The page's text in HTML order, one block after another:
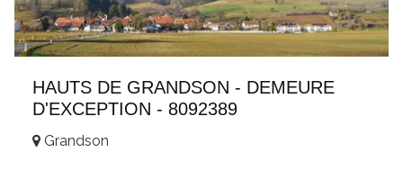
HAUTS DE GRANDSON - DEMEURE
D'EXCEPTION - 8092389
Grandson